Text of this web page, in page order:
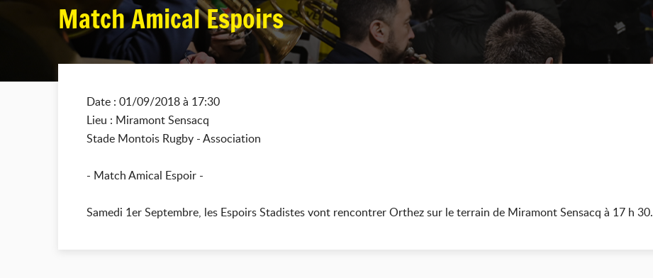
Match Amical Espoirs
Date : 01/09/2018 à 17:30
Lieu : Miramont Sensacq
Stade Montois Rugby - Association
- Match Amical Espoir -
Samedi 1er Septembre, les Espoirs Stadistes vont rencontrer Orthez sur le terrain de Miramont Sensacq à 17 h 30.